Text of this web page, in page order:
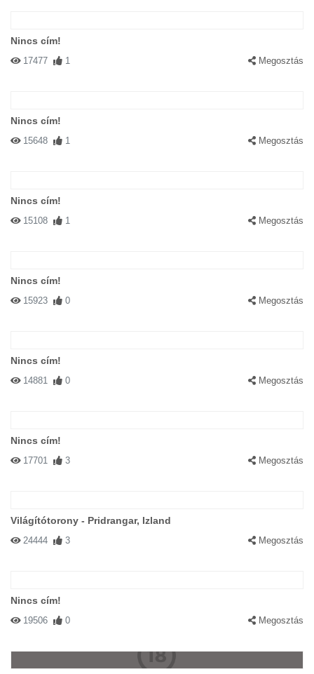
Nincs cím!
17477 1 Megosztás
Nincs cím!
15648 1 Megosztás
Nincs cím!
15108 1 Megosztás
Nincs cím!
15923 0 Megosztás
Nincs cím!
14881 0 Megosztás
Nincs cím!
17701 3 Megosztás
Világítótorony - Pridrangar, Izland
24444 3 Megosztás
Nincs cím!
19506 0 Megosztás